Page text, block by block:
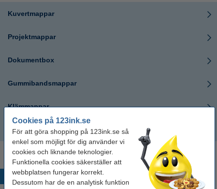
Cookies på 123ink.se
För att göra shopping på 123ink.se så
enkel som möjligt för dig använder vi
cookies och liknande teknologier.
Funktionella cookies säkerställer att
webbplatsen fungerar korrekt.
Dessutom har de en analytisk funktion
Kuvertmappar
Projektmappar
Dokumentbox
Gummibandsmappar
Klämmappar
Kartongmappar
Populära produkter